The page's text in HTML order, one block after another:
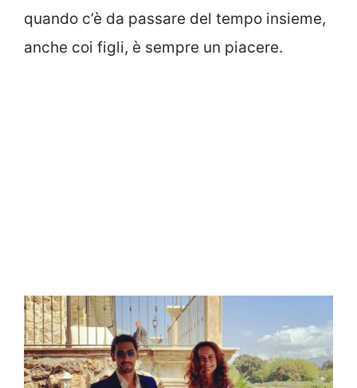
quando c’è da passare del tempo insieme,
anche coi figli, è sempre un piacere.